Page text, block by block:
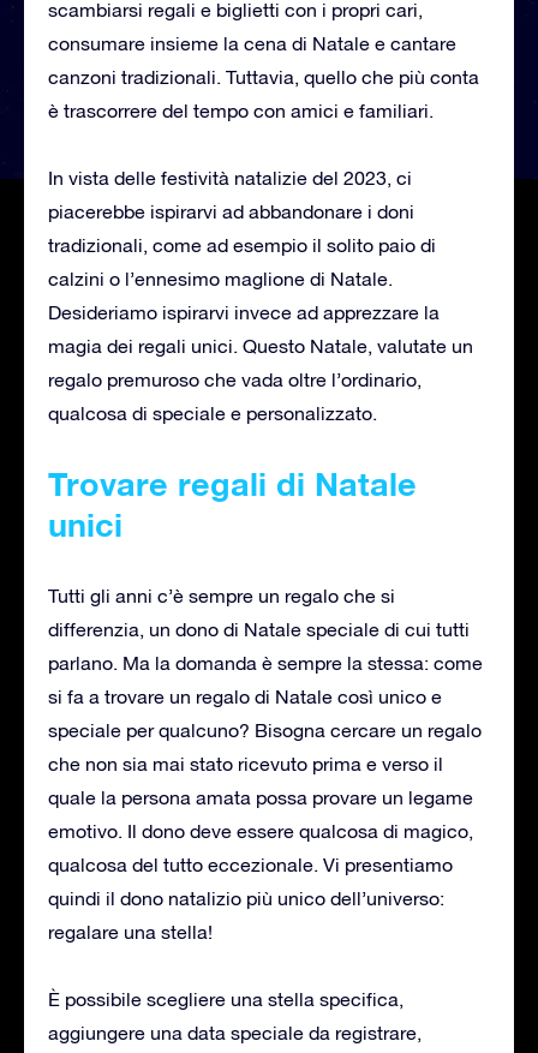
scambiarsi regali e biglietti con i propri cari,
consumare insieme la cena di Natale e cantare
canzoni tradizionali. Tuttavia, quello che più conta
è trascorrere del tempo con amici e familiari.
In vista delle festività natalizie del 2023, ci
piacerebbe ispirarvi ad abbandonare i doni
tradizionali, come ad esempio il solito paio di
calzini o l’ennesimo maglione di Natale.
Desideriamo ispirarvi invece ad apprezzare la
magia dei regali unici. Questo Natale, valutate un
regalo premuroso che vada oltre l’ordinario,
qualcosa di speciale e personalizzato.
Trovare regali di Natale
unici
Tutti gli anni c’è sempre un regalo che si
differenzia, un dono di Natale speciale di cui tutti
parlano. Ma la domanda è sempre la stessa: come
si fa a trovare un regalo di Natale così unico e
speciale per qualcuno? Bisogna cercare un regalo
che non sia mai stato ricevuto prima e verso il
quale la persona amata possa provare un legame
emotivo. Il dono deve essere qualcosa di magico,
qualcosa del tutto eccezionale. Vi presentiamo
quindi il dono natalizio più unico dell’universo:
regalare una stella!
È possibile scegliere una stella specifica,
aggiungere una data speciale da registrare,